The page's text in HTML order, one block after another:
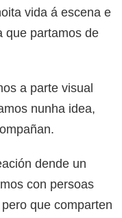
vida á escena e
que partamos de
a parte visual
nunha idea,
dende un
con persoas
que comparten